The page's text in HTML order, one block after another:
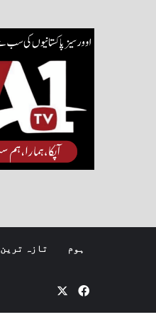
ہوم تازہ ترین
Facebook